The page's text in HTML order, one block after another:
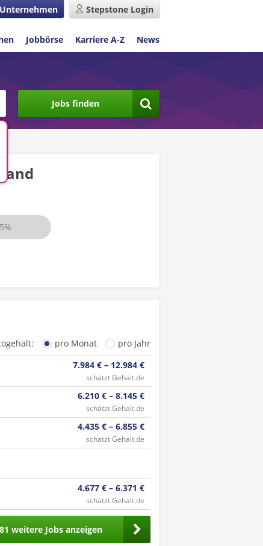
Stepstone Login
Jobbörse Karriere A-Z News
Jobs finden
pro Monat
pro Jahr
7.984 € – 12.984 €
schätzt Gehalt.de
6.210 € – 8.145 €
schätzt Gehalt.de
4.435 € – 6.855 €
schätzt Gehalt.de
4.677 € – 6.371 €
schätzt Gehalt.de
weitere Jobs anzeigen